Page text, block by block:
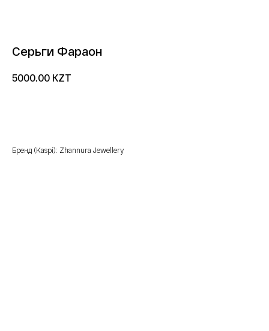
Серьги Фараон
5000.00 KZT
Бренд (Kaspi): Zhannura Jewellery